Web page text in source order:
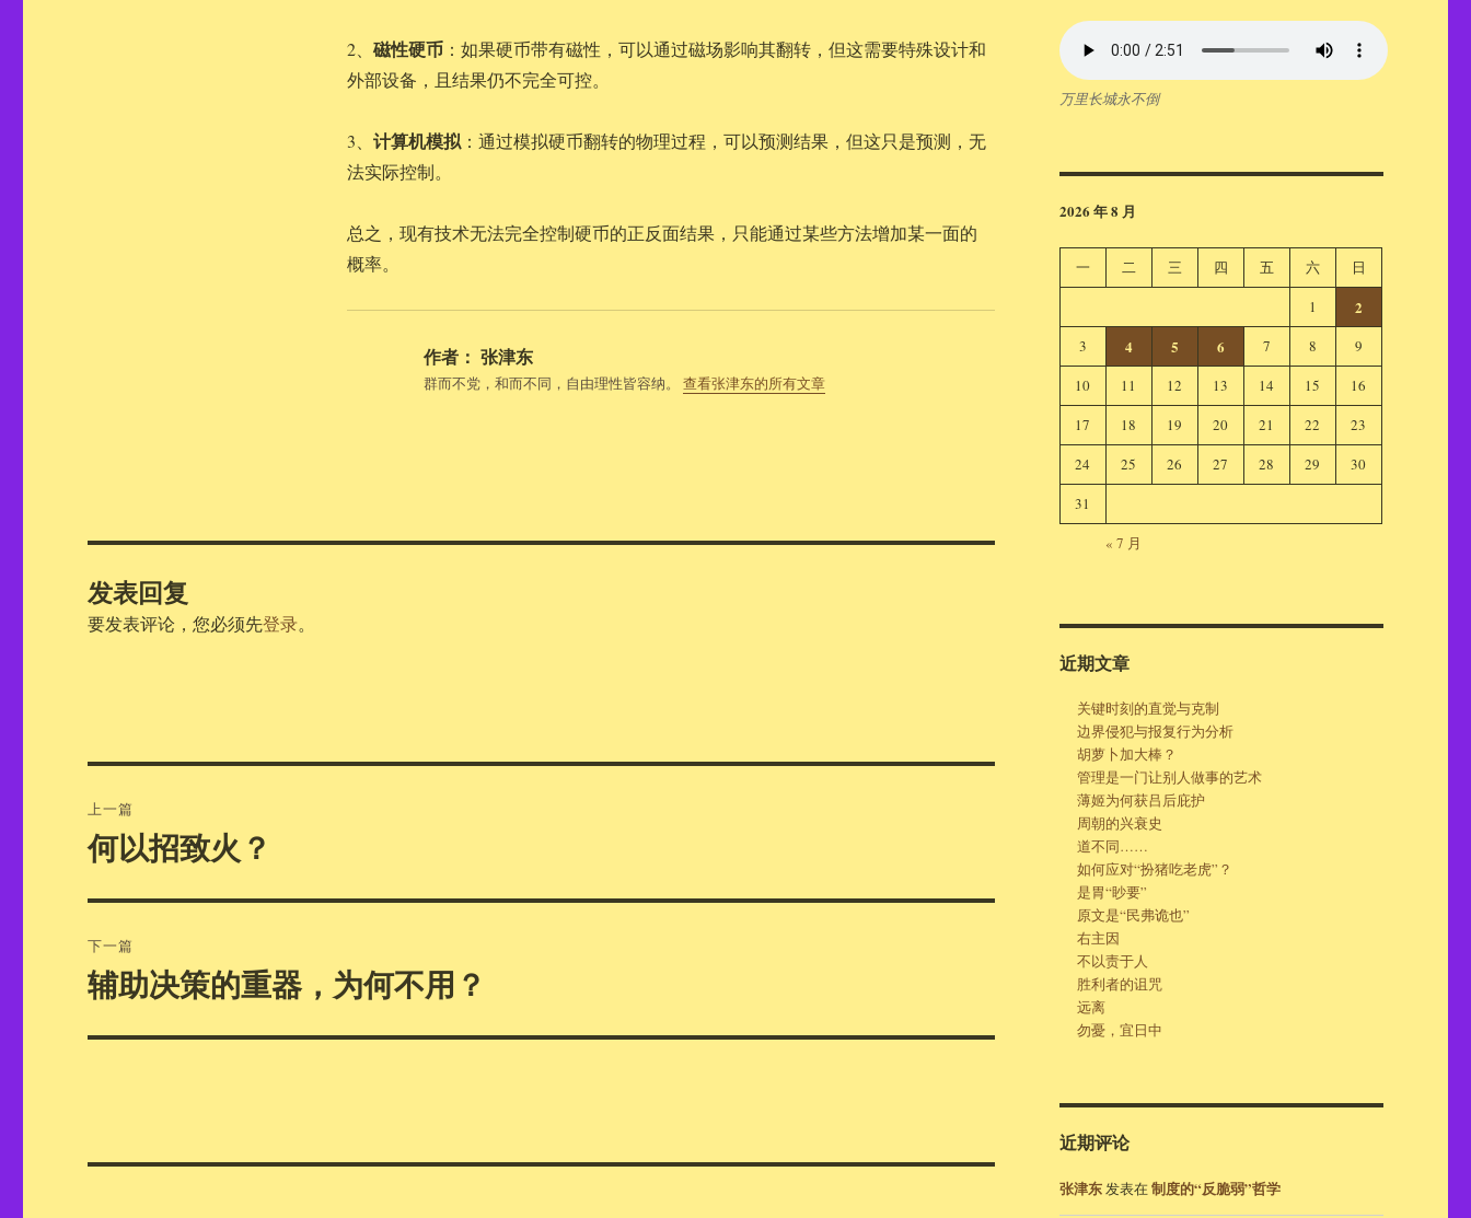
2、 磁性硬币：如果硬币带有磁性，可以通过磁场影响其翻转，但这需要特殊设计和
外部设备，且结果仍不完全可控。
3、 计算机模拟：通过模拟硬币翻转的物理过程，可以预测结果，但这只是预测，无
法实际控制。
总之，现有技术无法完全控制硬币的正反面结果，只能通过某些方法增加某一面的
概率。
作者： 张津东
群而不党，和而不同，自由理性皆容纳。 查看张津东的所有文章
发表回复
要发表评论，您必须先登录。
章
上一篇
上
篇
文
何以招致火？
下一篇
下
篇
文
辅助决策的重器，为何不用？
万里长城永不倒
2026 年 8 月
一 二 三 四 五 六
日
1
2
3 4 5 6 7 8
9
10
11 12 13 14 15
16
17
18 19 20 21 22
23
24
25 26 27 28 29
30
31
« 7 月
近期文章
关键时刻的直觉与克制
边界侵犯与报复行为分析
胡萝卜加大棒？
管理是一门让别人做事的艺术
薄姬为何获吕后庇护
周朝的兴衰史
道不同……
如何应对“扮猪吃老虎”？
是胃“眇要”
原文是“民弗诡也”
右主因
不以责于人
胜利者的诅咒
远离
勿憂，宜日中
近期评论
张津东发表在制度的“反脆弱”哲学